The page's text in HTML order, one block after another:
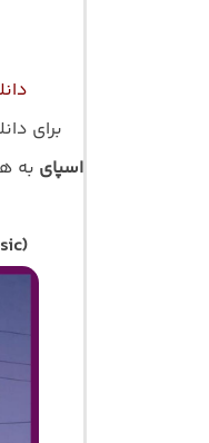
برای
اسپای به